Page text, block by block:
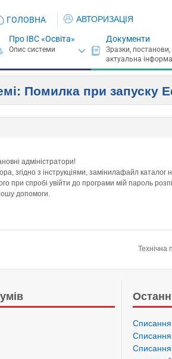
ГОЛОВНА АВТОРИЗАЦІЯ
Про ІВС «Освіта» Документи
Помилка при запуску
адміністратори!
згідно з інструкціями, замінилафайл
при спробі увійти до програми мій пароль
допомоги.
Технічна